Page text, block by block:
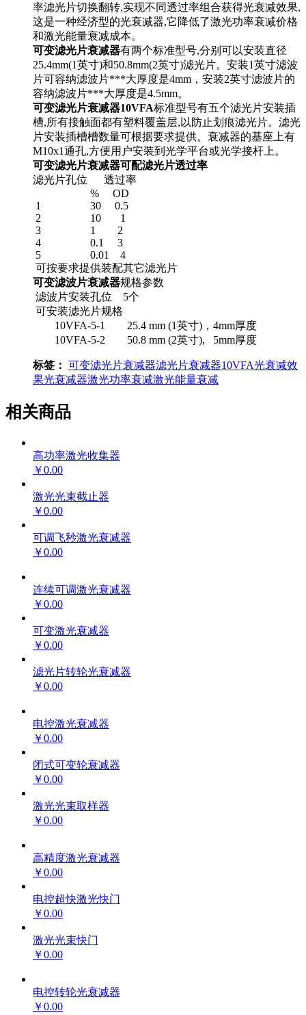
率滤光片切换翻转,实现不同透过率组合获得光衰减效果,
这是一种经济型的光衰减器,它降低了激光功率衰减价格
和激光能量衰减成本。
可变滤光片衰减器有两个标准型号,分别可以安装直径
25.4mm(1英寸)和50.8mm(2英寸)滤光片。安装1英寸滤波
片可容纳滤波片***大厚度是4mm，安装2英寸滤波片的
容纳滤波片***大厚度是4.5mm。
可变滤光片衰减器10VFA标准型号有五个滤光片安装插
槽,所有接触面都有塑料覆盖层,以防止划痕滤光片。滤光
片安装插槽槽数量可根据要求提供。衰减器的基座上有
M10x1通孔,方便用户安装到光学平台或光学接杆上。
可变滤光片衰减器可配滤光片透过率
滤光片孔位 透过率
% OD
1 30 0.5
2 10 1
3 1 2
4 0.1 3
5 0.01 4
可按要求提供装配其它滤光片
可变滤波片衰减器规格参数
滤波片安装孔位 5个
可安装滤光片规格
10VFA-5-1 25.4 mm (1英寸)，4mm厚度
10VFA-5-2 50.8 mm (2英寸), 5mm厚度
标签： 可变滤光片衰减器滤光片衰减器10VFA光衰减效
果光衰减器激光功率衰减激光能量衰减
相关商品
高功率激光收集器
￥0.00
激光光束截止器
￥0.00
可调飞秒激光衰减器
￥0.00
连续可调激光衰减器
￥0.00
可变激光衰减器
￥0.00
滤光片转轮光衰减器
￥0.00
电控激光衰减器
￥0.00
闭式可变轮衰减器
￥0.00
激光光束取样器
￥0.00
高精度激光衰减器
￥0.00
电控超快激光快门
￥0.00
激光光束快门
￥0.00
电控转轮光衰减器
￥0.00